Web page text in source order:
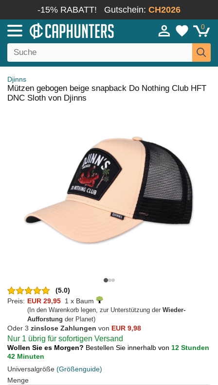
-15% RABATT! Gutschein: CH2026
0
Djinns
Mützen gebogen beige snapback Do Nothing Club HFT
DNC Sloth von Djinns
(5.0)
Preis: EUR 29,95 1 x Baum
(In den Warenkorb legen, zur Unterstützung der Wieder-
Aufforstung der Planet)
Oder 3 zinslose Zahlungen von EUR 9,98
Nur 1 übrig für sofortigen Versand
Wollen Sie es Morgen? Bestellen Sie innerhalb von 12 Stunden
42 Minuten
Universalgröße (Größenguide)
Menge